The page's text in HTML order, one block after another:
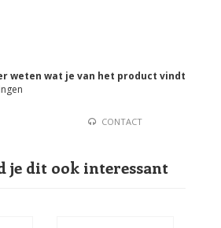
weten wat je van het product vindt
CONTACT
je dit ook interessant